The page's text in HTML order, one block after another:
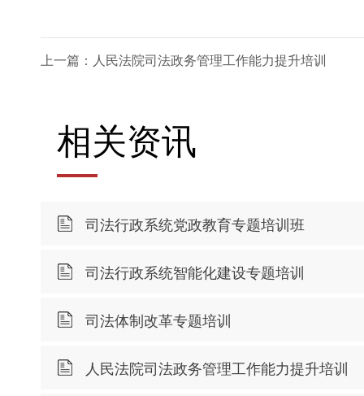
上一篇：人民法院司法政务管理工作能力提升培训
相关资讯
司法行政系统党政教育专题培训班
司法行政系统智能化建设专题培训
司法体制改革专题培训
人民法院司法政务管理工作能力提升培训